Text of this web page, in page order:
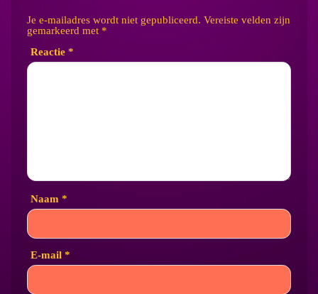
Je e-mailadres wordt niet gepubliceerd. Vereiste velden zijn
gemarkeerd met *
Reactie *
Naam *
E-mail *